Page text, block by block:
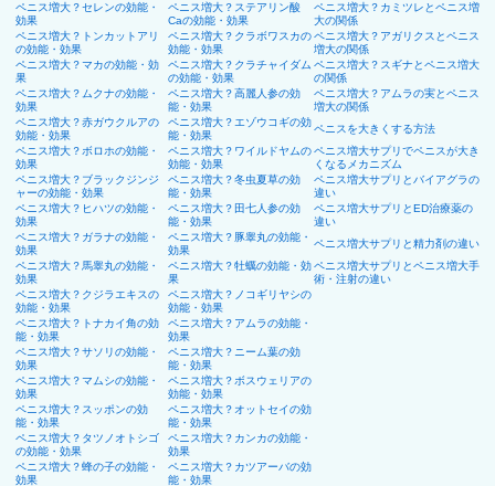
ペニス増大？セレンの効能・
効果
ペニス増大？ステアリン酸
Caの効能・効果
ペニス増大？カミツレとペニス増
大の関係
ペニス増大？トンカットアリ
の効能・効果
ペニス増大？クラボワスカの
効能・効果
ペニス増大？アガリクスとペニス
増大の関係
ペニス増大？マカの効能・効
果
ペニス増大？クラチャイダム
の効能・効果
ペニス増大？スギナとペニス増大
の関係
ペニス増大？ムクナの効能・
効果
ペニス増大？高麗人参の効
能・効果
ペニス増大？アムラの実とペニス
増大の関係
ペニス増大？赤ガウクルアの
効能・効果
ペニス増大？エゾウコギの効
能・効果
ペニスを大きくする方法
ペニス増大？ボロホの効能・
効果
ペニス増大？ワイルドヤムの
効能・効果
ペニス増大サプリでペニスが大き
くなるメカニズム
ペニス増大？ブラックジンジ
ャーの効能・効果
ペニス増大？冬虫夏草の効
能・効果
ペニス増大サプリとバイアグラの
違い
ペニス増大？ヒハツの効能・
効果
ペニス増大？田七人参の効
能・効果
ペニス増大サプリとED治療薬の
違い
ペニス増大？ガラナの効能・
効果
ペニス増大？豚睾丸の効能・
効果
ペニス増大サプリと精力剤の違い
ペニス増大？馬睾丸の効能・
効果
ペニス増大？牡蠣の効能・効
果
ペニス増大サプリとペニス増大手
術・注射の違い
ペニス増大？クジラエキスの
効能・効果
ペニス増大？ノコギリヤシの
効能・効果
ペニス増大？トナカイ角の効
能・効果
ペニス増大？アムラの効能・
効果
ペニス増大？サソリの効能・
効果
ペニス増大？ニーム葉の効
能・効果
ペニス増大？マムシの効能・
効果
ペニス増大？ボスウェリアの
効能・効果
ペニス増大？スッポンの効
能・効果
ペニス増大？オットセイの効
能・効果
ペニス増大？タツノオトシゴ
の効能・効果
ペニス増大？カンカの効能・
効果
ペニス増大？蜂の子の効能・
効果
ペニス増大？カツアーバの効
能・効果